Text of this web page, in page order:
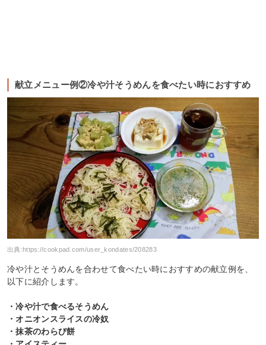
献立メニュー例②冷や汁そうめんを食べたい時におすすめ
出典:https://cookpad.com/user_kondates/208283
冷や汁とそうめんを合わせて食べたい時におすすめの献立例を、
以下に紹介します。
・冷や汁で食べるそうめん
・オニオンスライスの冷奴
・抹茶のわらび餅